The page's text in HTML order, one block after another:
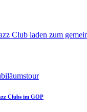
Club laden zum
Clubs im GOP